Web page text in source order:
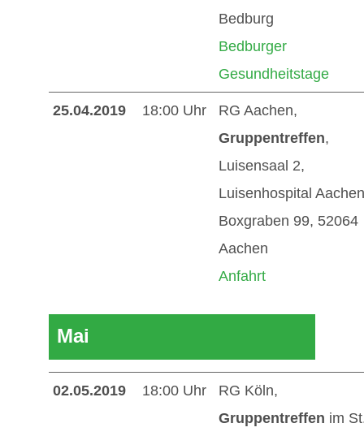
Bedburg
Bedburger
Gesundheitstage
25.04.2019 18:00 Uhr
RG Aachen,
Gruppentreffen,
Luisensaal 2,
Luisenhospital
Boxgraben 99, 52064
Aachen
Anfahrt
Mai
02.05.2019 18:00 Uhr
RG Köln,
Gruppentreffen im